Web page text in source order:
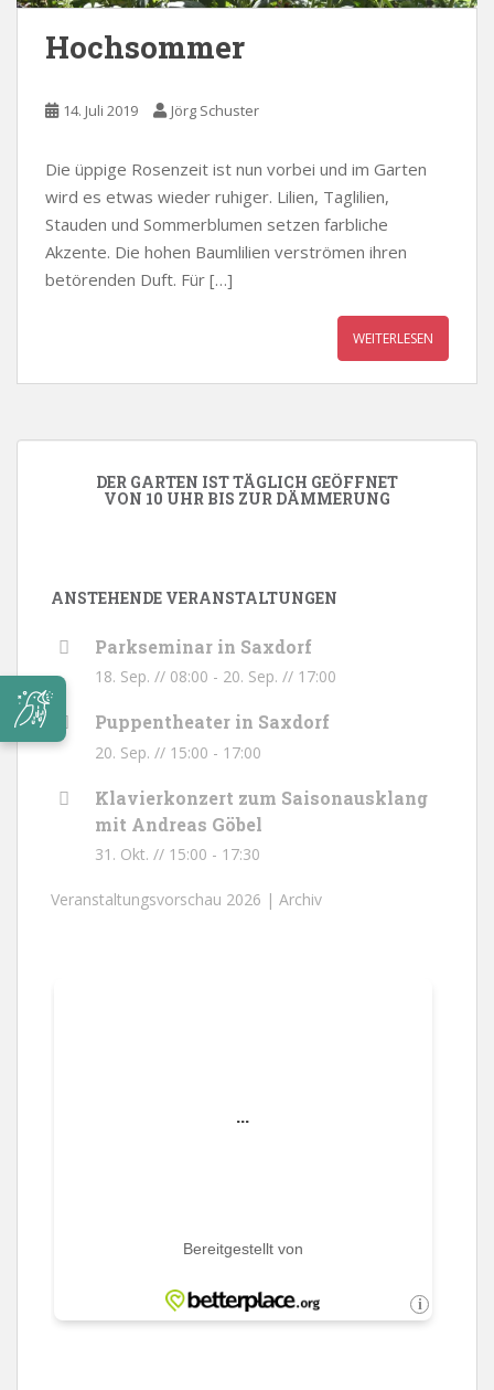
Hochsommer
14. Juli 2019 Jörg Schuster
Die üppige Rosenzeit ist nun vorbei und im Garten
wird es etwas wieder ruhiger. Lilien, Taglilien,
Stauden und Sommerblumen setzen farbliche
Akzente. Die hohen Baumlilien verströmen ihren
betörenden Duft. Für […]
WEITERLESEN
DER GARTEN IST TÄGLICH GEÖFFNET
VON 10 UHR BIS ZUR DÄMMERUNG
ANSTEHENDE VERANSTALTUNGEN
Parkseminar in Saxdorf
18. Sep. // 08:00 - 20. Sep. // 17:00
Puppentheater in Saxdorf
20. Sep. // 15:00 - 17:00
Klavierkonzert zum Saisonausklang
mit Andreas Göbel
31. Okt. // 15:00 - 17:30
Veranstaltungsvorschau 2026 | Archiv